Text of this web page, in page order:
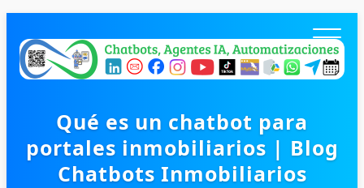
Qué es un chatbot para
portales inmobiliarios | Blog
Chatbots Inmobiliarios